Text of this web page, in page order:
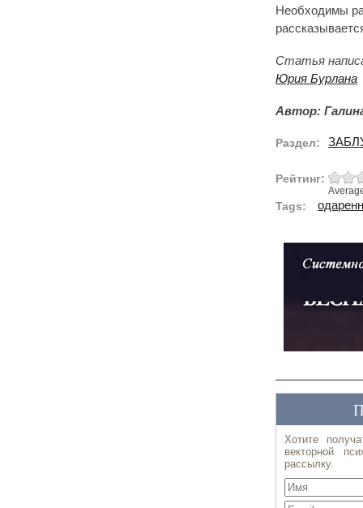
Необходимы
Статья
Юрия Бурлана
Автор:
Раздел:
Рейтинг:
Tags: